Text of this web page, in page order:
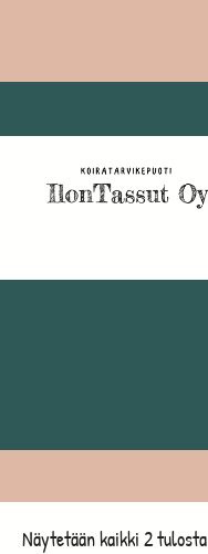
Näytetään kaikki 2 tulosta